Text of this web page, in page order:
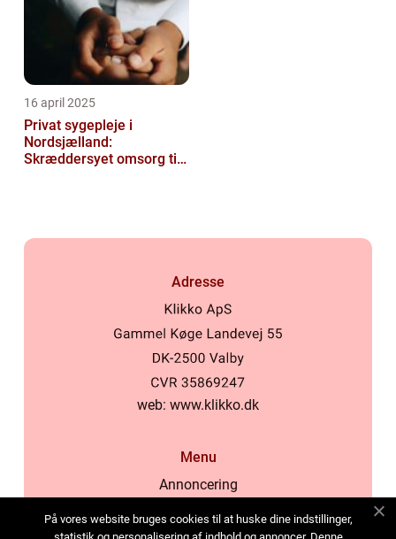
16 april 2025
Privat sygepleje i
Nordsjælland:
Skræddersyet omsorg til
Adresse
web: www.klikko.dk
Menu
Annoncering
Cookies
På vores website bruges cookies til at huske dine indstillinger,